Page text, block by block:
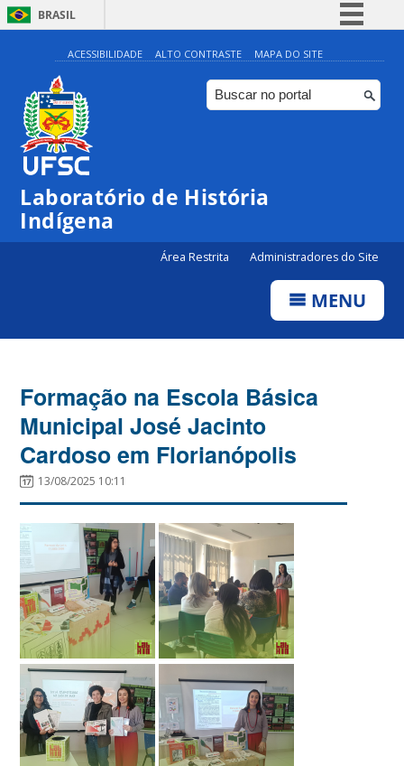
BRASIL
Simplifique!
Comunica BR
Participe
Canais
ACESSIBILIDADE ALTO CONTRASTE MAPA DO SITE
Laboratório de História
Indígena
Área Restrita Administradores do Site
MENU
Formação na Escola Básica
Municipal José Jacinto
Cardoso em Florianópolis
13/08/2025 10:11